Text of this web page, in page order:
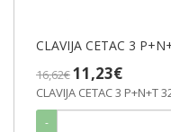
CLAVIJA CETAC 3
16,62€11,23€
CLAVIJA CETAC 3 P+N+T
-